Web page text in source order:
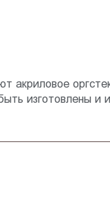
акриловое
изготовлены и